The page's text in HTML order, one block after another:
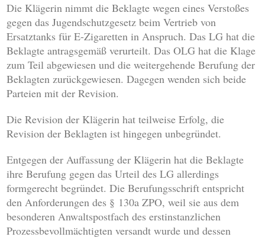
Die Klägerin nimmt die Beklagte wegen eines Verstoßes
gegen das Jugendschutzgesetz beim Vertrieb von
Ersatztanks für E-Zigaretten in Anspruch. Das LG hat die
Beklagte antragsgemäß verurteilt. Das OLG hat die Klage
zum Teil abgewiesen und die weitergehende Berufung der
Beklagten zurückgewiesen. Dagegen wenden sich beide
Parteien mit der Revision.
Die Revision der Klägerin hat teilweise Erfolg, die
Revision der Beklagten ist hingegen unbegründet.
Entgegen der Auffassung der Klägerin hat die Beklagte
ihre Berufung gegen das Urteil des LG allerdings
formgerecht begründet. Die Berufungsschrift entspricht
den Anforderungen des § 130a ZPO, weil sie aus dem
besonderen Anwaltspostfach des erstinstanzlichen
Prozessbevollmächtigten versandt wurde und dessen